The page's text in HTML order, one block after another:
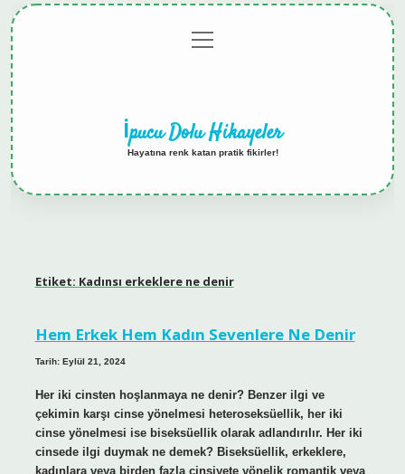
menüyü
aç
İpucu Dolu Hikayeler
Hayatına renk katan pratik fikirler!
Etiket: Kadınsı erkeklere ne denir
Hem Erkek Hem Kadın Sevenlere Ne Denir
Tarih: Eylül 21, 2024
Her iki cinsten hoşlanmaya ne denir? Benzer ilgi ve
çekimin karşı cinse yönelmesi heteroseksüellik, her iki
cinse yönelmesi ise biseksüellik olarak adlandırılır. Her iki
cinsede ilgi duymak ne demek? Biseksüellik, erkeklere,
kadınlara veya birden fazla cinsiyete yönelik romantik veya